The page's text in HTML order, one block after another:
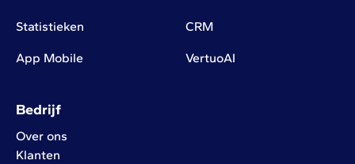
Statistieken CRM
App Mobile VertuoAI
Bedrijf
Over ons
Klanten